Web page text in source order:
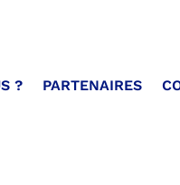
? PARTENAIRES